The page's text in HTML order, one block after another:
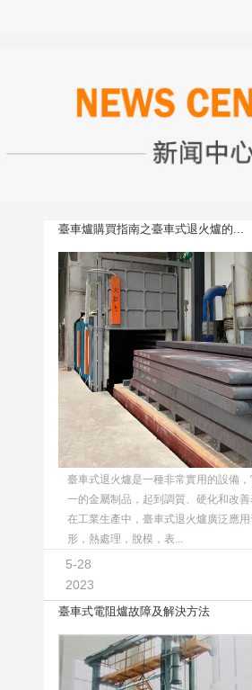
臺車爐購買指南之臺車式退火爐的...
臺車式退火爐是一種非常實用的設備
一的金屬制品，起到調質、硬化和改善
在工業生產中，臺車式退火爐廣泛應
形，熱處理，脫模，表...
5-28
2023
臺車式電阻爐故障及解決方法